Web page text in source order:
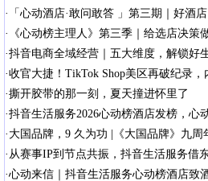
·
「心动酒店·敢问敢答 」第三期｜好酒
·
《心动榜主理人》第三季｜给选店决策
·抖音电商全域经营｜五大维度，解锁好
·收官大捷！TikTok Shop美区再破纪录，
·撕开胶带的那一刻，夏天撞进怀里了
·抖音生活服务2026心动榜酒店发榜，心
· 大国品牌，9 久为功 |《大国品牌》九周
· 从赛事IP到节点共振，抖音生活服务借
·心动来信｜抖音生活服务心动榜酒店致